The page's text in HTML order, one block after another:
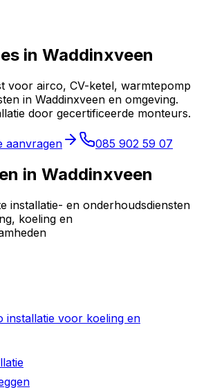
in Waddinxveen
voor airco, CV-ketel, warmtepomp
in Waddinxveen en omgeving.
door gecertificeerde monteurs.
aanvragen 085 902 59 07
in Waddinxveen
installatie- en onderhoudsdiensten
koeling en
installatie voor koeling en